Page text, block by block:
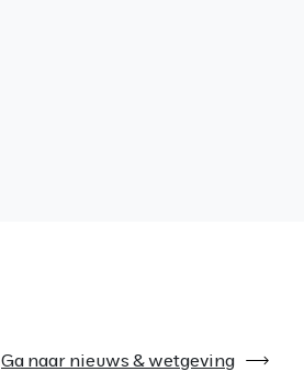
Ga naar nieuws & wetgeving